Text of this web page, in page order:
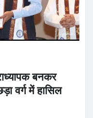
बनकर
वर्ग में हासिल